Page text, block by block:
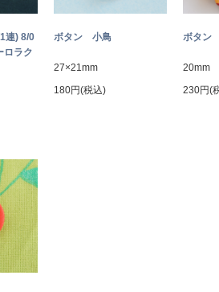
連) 8/0
ロラク
ボタン 小鳥
27×21mm
180円(税込)
ボタン
20mm
230円(